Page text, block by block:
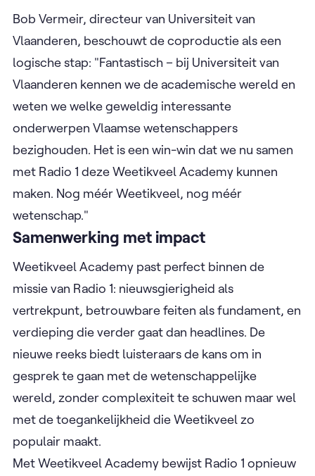
Bob Vermeir, directeur van Universiteit van
Vlaanderen, beschouwt de coproductie als een
logische stap: "Fantastisch – bij Universiteit van
Vlaanderen kennen we de academische wereld en
weten we welke geweldig interessante
onderwerpen Vlaamse wetenschappers
bezighouden. Het is een win-win dat we nu samen
met Radio 1 deze Weetikveel Academy kunnen
maken. Nog méér Weetikveel, nog méér
wetenschap."
Samenwerking met impact
Weetikveel Academy past perfect binnen de
missie van Radio 1: nieuwsgierigheid als
vertrekpunt, betrouwbare feiten als fundament, en
verdieping die verder gaat dan headlines. De
nieuwe reeks biedt luisteraars de kans om in
gesprek te gaan met de wetenschappelijke
wereld, zonder complexiteit te schuwen maar wel
met de toegankelijkheid die Weetikveel zo
populair maakt.
Met Weetikveel Academy bewijst Radio 1 opnieuw